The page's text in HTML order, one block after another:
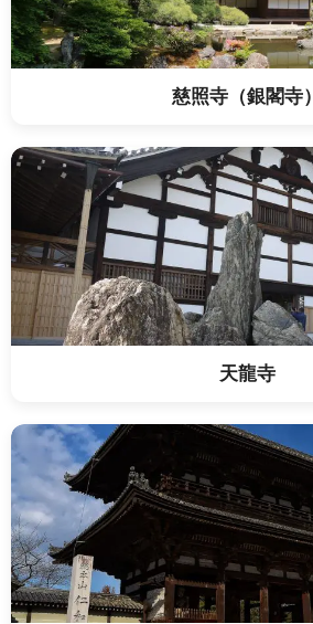
慈照寺（銀閣寺）
天龍寺